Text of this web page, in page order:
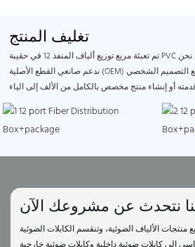
تغليف المنتج
تم تعبئة مربع توزيع ألياف المنفذ 12 في حقيبة PVC داخل صندوق من الورق المقوى. نحن
ندعم صانعي القطع الأصلية (OEM) وتصنيع التصميم الشخصي (ODM)، ونلبي احتياجات
الألياف الضوئية، وتنقسم الكابلات الضوئية